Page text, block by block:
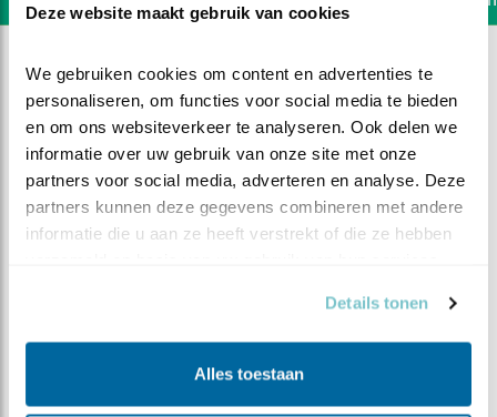
Deze website maakt gebruik van cookies
We gebruiken cookies om content en advertenties te
personaliseren, om functies voor social media te bieden
en om ons websiteverkeer te analyseren. Ook delen we
informatie over uw gebruik van onze site met onze
partners voor social media, adverteren en analyse. Deze
partners kunnen deze gegevens combineren met andere
informatie die u aan ze heeft verstrekt of die ze hebben
Details tonen
Alles toestaan
DEEL DIT FILMPJE